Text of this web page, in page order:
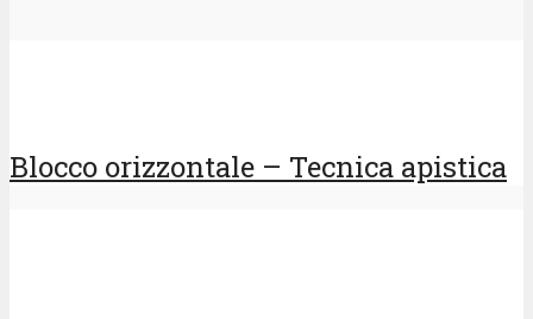
Blocco orizzontale – Tecnica apistica